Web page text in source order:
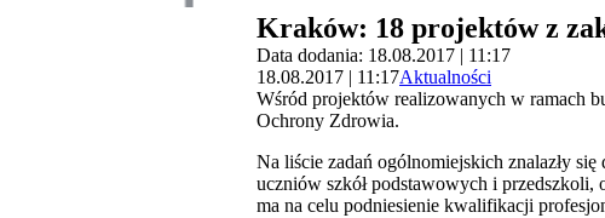
Kraków: 18 projektów z
Data dodania: 18.08.2017 | 11:17
18.08.2017 | 11:17Aktualności
Wśród projektów realizowanych w ramach
Ochrony Zdrowia.
Na liście zadań ogólnomiejskich znalazły
uczniów szkół podstawowych i przedszkoli,
ma na celu podniesienie kwalifikacji